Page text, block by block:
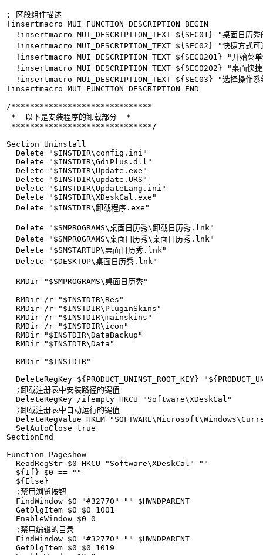
; 区段组件描述
!insertmacro MUI_FUNCTION_DESCRIPTION_BEGIN
!insertmacro MUI_DESCRIPTION_TEXT ${SEC01} "桌面日历秀
!insertmacro MUI_DESCRIPTION_TEXT ${SEC02} "快捷方式可
!insertmacro MUI_DESCRIPTION_TEXT ${SEC0201} "开始菜单
!insertmacro MUI_DESCRIPTION_TEXT ${SEC0202} "桌面快捷
!insertmacro MUI_DESCRIPTION_TEXT ${SEC03} "选择操作系统
!insertmacro MUI_FUNCTION_DESCRIPTION_END
/******************************
*  以下是安装程序的卸载部分  *
******************************/
Section Uninstall
  Delete "$INSTDIR\config.ini"
  Delete "$INSTDIR\GdiPlus.dll"
  Delete "$INSTDIR\Update.exe"
  Delete "$INSTDIR\update.URS"
  Delete "$INSTDIR\UpdateLang.ini"
  Delete "$INSTDIR\XDeskCal.exe"
  Delete "$INSTDIR\卸载程序.exe"
  Delete "$SMPROGRAMS\桌面日历秀\卸载日历秀.lnk"
  Delete "$SMPROGRAMS\桌面日历秀\桌面日历秀.lnk"
  Delete "$SMSTARTUP\桌面日历秀.lnk"
  Delete "$DESKTOP\桌面日历秀.lnk"
  RMDir "$SMPROGRAMS\桌面日历秀"
  RMDir /r "$INSTDIR\Res"
  RMDir /r "$INSTDIR\PluginSkins"
  RMDir /r "$INSTDIR\mainskins"
  RMDir /r "$INSTDIR\icon"
  RMDir "$INSTDIR\DataBackup"
  RMDir "$INSTDIR\Data"
  RMDir "$INSTDIR"
DeleteRegKey ${PRODUCT_UNINST_ROOT_KEY}
  ;卸载注册表中安装路径的键值
  DeleteRegKey /ifempty HKCU "Software\XDeskCal"
  ;卸载注册表中自动运行的键值
DeleteRegValue HKLM
  SetAutoClose true
SectionEnd
Function Pageshow
  ReadRegStr $0 HKCU "Software\XDeskCal" ""
  ${If} $0 == ""
  ${Else}
  ;禁用浏览按钮
  FindWindow $0 "#32770" "" $HWNDPARENT
  GetDlgItem $0 $0 1001
  EnableWindow $0 0
  ;禁用编辑的目录
  FindWindow $0 "#32770" "" $HWNDPARENT
  GetDlgItem $0 $0 1019